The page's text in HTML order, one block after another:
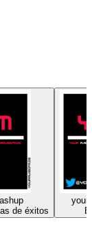
de éxitos